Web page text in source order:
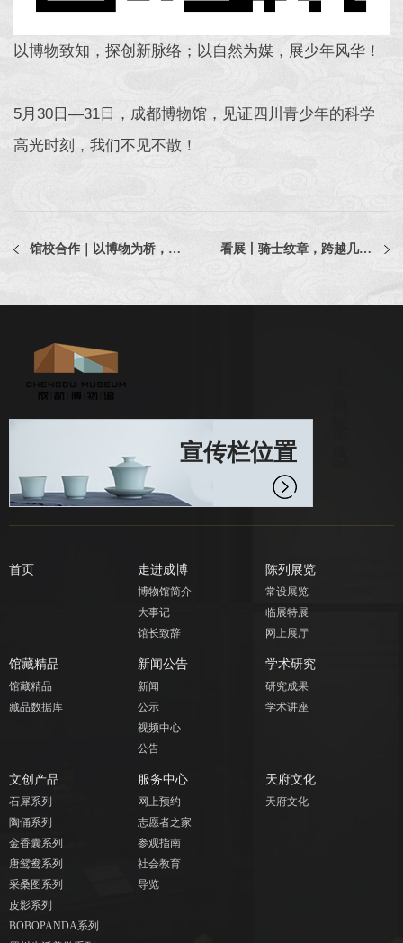
以博物致知，探创新脉络；以自然为媒，展少年风华！
5月30日—31日，成都博物馆，见证四川青少年的科学
高光时刻，我们不见不散！
馆校合作｜以博物为桥，探万物共生——记成博与树德东区的生物双师探究课 看展丨骑士纹章，跨越几个世纪的「品牌宣言」
宣传栏位置
首页 走进成博
博物馆简介
大事记
馆长致辞
陈列展览
常设展览
临展特展
网上展厅
馆藏精品
馆藏精品
藏品数据库
新闻公告
新闻
公示
视频中心
公告
学术研究
研究成果
学术讲座
文创产品
石犀系列
陶俑系列
金香囊系列
唐鸳鸯系列
采桑图系列
皮影系列
BOBOPANDA系列
服务中心
网上预约
志愿者之家
参观指南
社会教育
导览
天府文化
天府文化